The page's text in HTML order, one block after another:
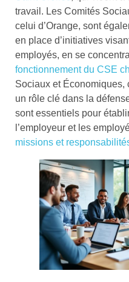
travail. Les Comités
celui d’Orange, sont
en place d’initiatives
employés, en se
fonctionnement du CSE
Sociaux et Économiques,
un rôle clé dans la
sont essentiels pour
l’employeur et les
missions et